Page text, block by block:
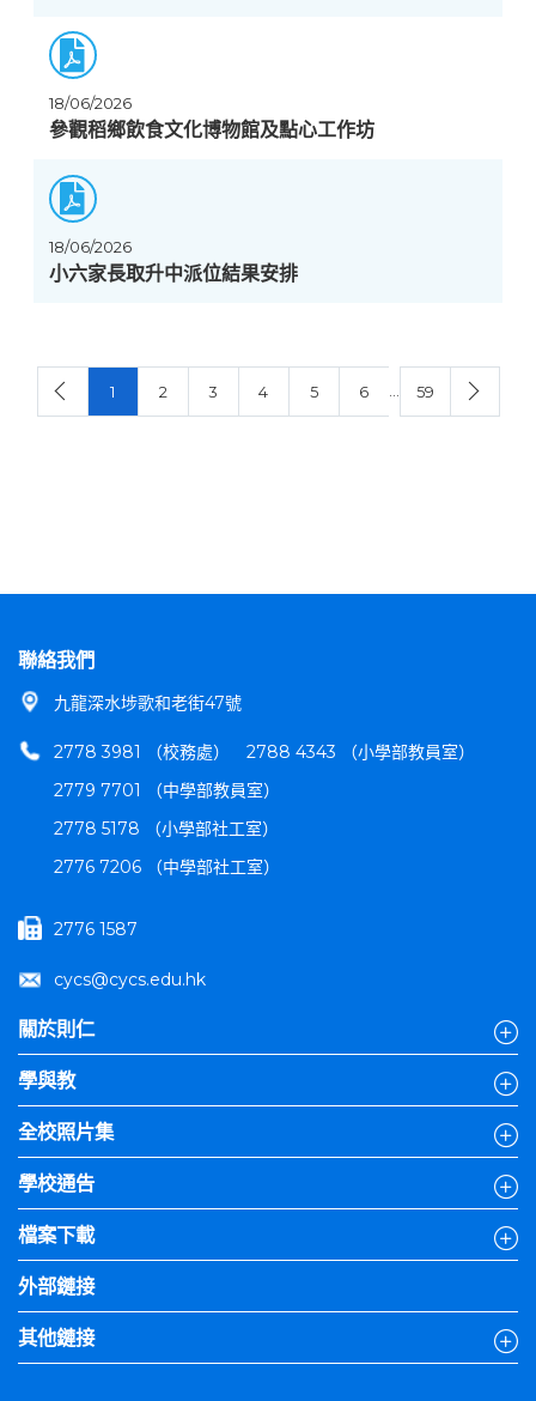
18/06/2026
參觀稻鄉飲食文化博物館及點心工作坊
18/06/2026
小六家長取升中派位結果安排
1 2 3 4 5 6 59
聯絡我們
九龍深水埗歌和老街47號
2778 3981 （校務處）
2788 4343 （小學部教員室）
2779 7701 （中學部教員室）
2778 5178 （小學部社工室）
2776 7206 （中學部社工室）
2776 1587
cycs@cycs.edu.hk
關於則仁
學與教
全校照片集
學校通告
檔案下載
外部鏈接
其他鏈接